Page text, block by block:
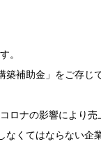
。
築補助金」をご存じ
ロナの影響により
くてはならない企